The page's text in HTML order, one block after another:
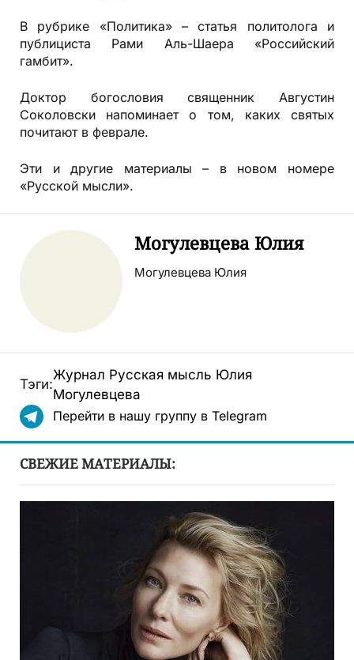
В рубрике «Политика» – статья политолога и
публициста Рами Аль-Шаера «Российский
гамбит».
Доктор богословия священник Августин
Соколовски напоминает о том, каких святых
почитают в феврале.
Эти и другие материалы – в новом номере
«Русской мысли».
Могулевцева Юлия
Могулевцева Юлия
Тэги:
Журнал Русская мысль Юлия
Могулевцева
Перейти в нашу группу в Telegram
СВЕЖИЕ МАТЕРИАЛЫ: